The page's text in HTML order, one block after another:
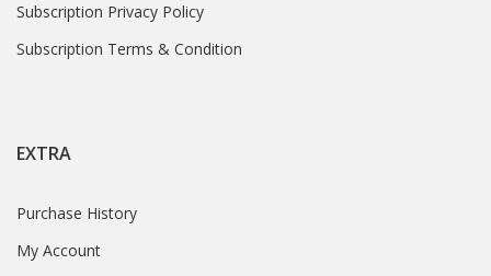
Subscription Privacy Policy
Subscription Terms & Condition
EXTRA
Purchase History
My Account